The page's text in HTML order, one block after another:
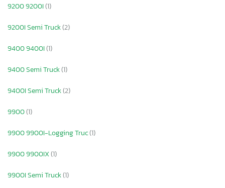
9200 9200I(1)
9200I Semi Truck(2)
9400 9400I(1)
9400 Semi Truck(1)
9400I Semi Truck(2)
9900(1)
9900 9900I-Logging Truc(1)
9900 9900IX(1)
9900I Semi Truck(1)